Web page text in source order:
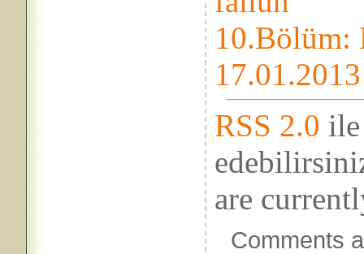
10.Bölüm:
17.01.2013
RSS 2.0
are
Comments